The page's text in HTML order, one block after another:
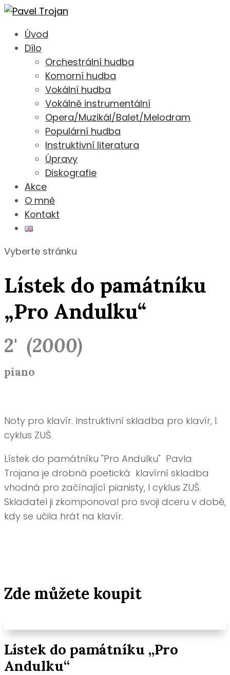
Úvod
Dílo
Orchestrální hudba
Komorní hudba
Vokální hudba
Vokálně instrumentální
Opera/Muzikál/Balet/Melodram
Populární hudba
Instruktivní literatura
Úpravy
Diskografie
Akce
O mně
Kontakt
Vyberte stránku
Lístek do památníku
„Pro Andulku“
2' (2000)
piano
Noty pro klavír. Instruktivní skladba pro klavír, I.
cyklus ZUŠ.
Lístek do památníku "Pro Andulku" Pavla
Trojana je drobná poetická klavírní skladba
vhodná pro začínající pianisty, I cyklus ZUŠ.
Skladatel ji zkomponoval pro svoji dceru v době,
kdy se učila hrát na klavír.
Zde můžete koupit
Lístek do památníku „Pro
Andulku“